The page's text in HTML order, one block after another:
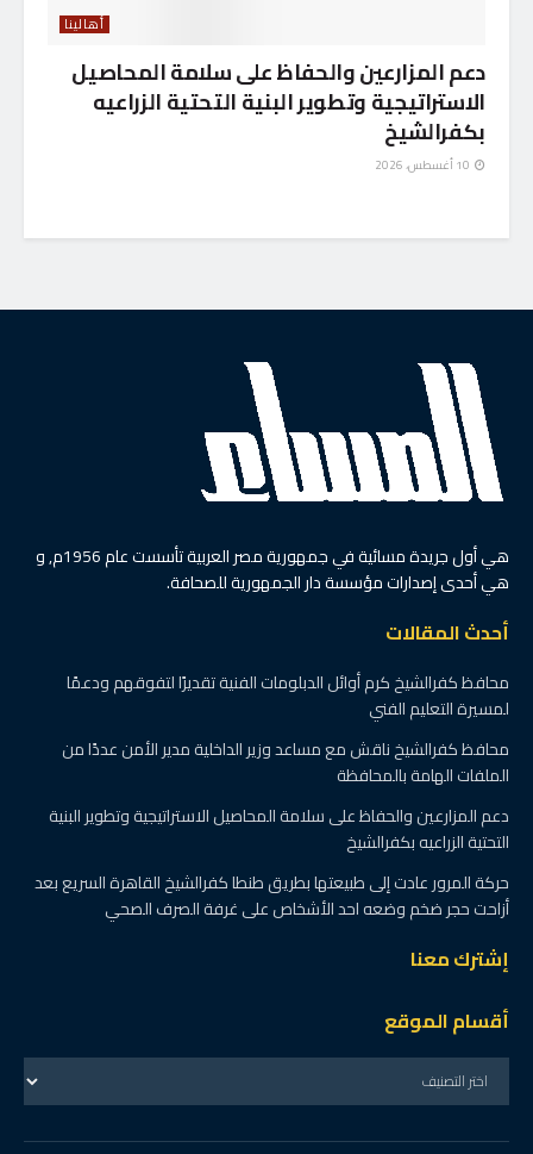
أهالينا
دعم المزارعين والحفاظ على سلامة المحاصيل
الاستراتيجية وتطوير البنية التحتية الزراعيه
بكفرالشيخ
هي أول جريدة مسائية في جمهورية مصر العربية تأسست عام 1956م, و
هي أحدى إصدارات مؤسسة دار الجمهورية للصحافة.
أحدث المقالات
محافظ كفرالشيخ كرم أوائل الدبلومات الفنية تقديرًا لتفوقهم ودعمًا
لمسيرة التعليم الفني
محافظ كفرالشيخ ناقش مع مساعد وزير الداخلية مدير الأمن عددًا من
الملفات الهامة بالمحافظة
دعم المزارعين والحفاظ على سلامة المحاصيل الاستراتيجية وتطوير البنية
التحتية الزراعيه بكفرالشيخ
حركة المرور عادت إلى طبيعتها بطريق طنطا كفرالشيخ القاهرة السريع بعد
أزاحت حجر ضخم وضعه احد الأشخاص على غرفة الصرف الصحي
إشترك معنا
أقسام الموقع